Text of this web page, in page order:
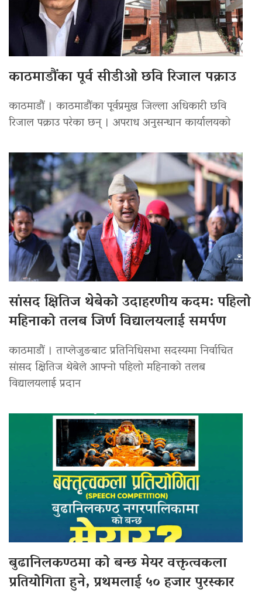
काठमाडौंका पूर्व सीडीओ छवि रिजाल पक्राउ
काठमाडौं । काठमाडौंका पूर्वप्रमुख जिल्ला अधिकारी छवि
रिजाल पक्राउ परेका छन् । अपराध अनुसन्धान कार्यालयको
सांसद क्षितिज थेबेको उदाहरणीय कदम: पहिलो
महिनाको तलब जिर्ण विद्यालयलाई समर्पण
काठमाडौं । ताप्लेजुङबाट प्रतिनिधिसभा सदस्यमा निर्वाचित
सांसद क्षितिज थेबेले आफ्नो पहिलो महिनाको तलब
विद्यालयलाई प्रदान
बुढानिलकण्ठमा को बन्छ मेयर वक्तृत्वकला
प्रतियोगिता हुने, प्रथमलाई ५० हजार पुरस्कार